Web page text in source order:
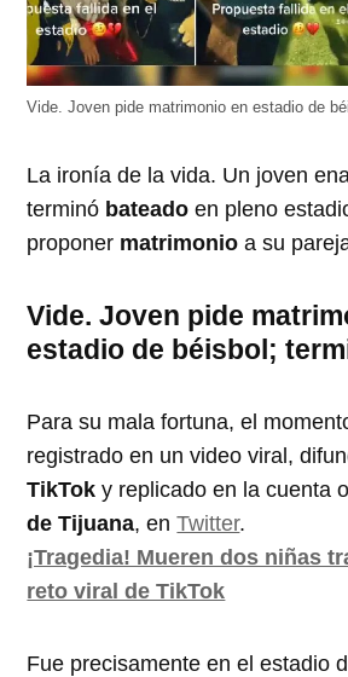
Vide. Joven pide matrimonio en estadio de
La ironía de la vida. Un joven
terminó bateado en pleno
proponer matrimonio a su
Vide. Joven pide
estadio de béisbol​;
Para su mala fortuna, el
registrado en un video viral,
TikTok y replicado en la cuenta
de Tijuana, enTwitter.
¡Tragedia! Mueren dos niñas
reto viral de TikTok
Fue precisamente en el estadio